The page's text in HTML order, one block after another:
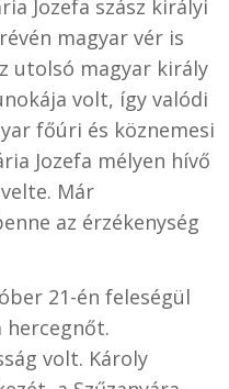
Jozefa szász királyi
magyar vér is
utolsó magyar király
volt, így valódi
főúri és köznemesi
Jozefa mélyen hívő
Már
az érzékenység
21-én feleségül
volt. Károly